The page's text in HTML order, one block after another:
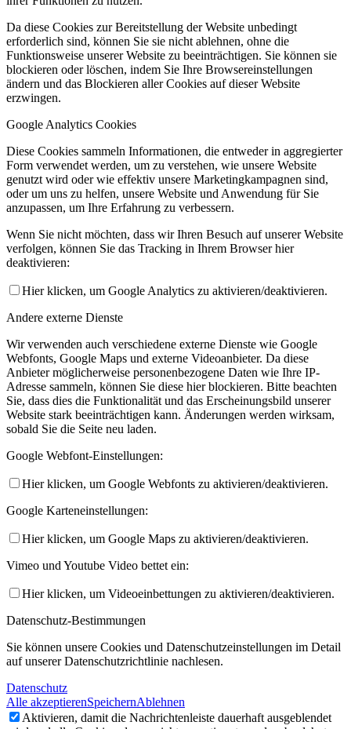
Da diese Cookies zur Bereitstellung der Website unbedingt
erforderlich sind, können Sie sie nicht ablehnen, ohne die
Funktionsweise unserer Website zu beeinträchtigen. Sie können sie
blockieren oder löschen, indem Sie Ihre Browsereinstellungen
ändern und das Blockieren aller Cookies auf dieser Website
erzwingen.
Google Analytics Cookies
Diese Cookies sammeln Informationen, die entweder in aggregierter
Form verwendet werden, um zu verstehen, wie unsere Website
genutzt wird oder wie effektiv unsere Marketingkampagnen sind,
oder um uns zu helfen, unsere Website und Anwendung für Sie
anzupassen, um Ihre Erfahrung zu verbessern.
Wenn Sie nicht möchten, dass wir Ihren Besuch auf unserer Website
verfolgen, können Sie das Tracking in Ihrem Browser hier
deaktivieren:
Hier klicken, um Google Analytics zu aktivieren/deaktivieren.
Andere externe Dienste
Wir verwenden auch verschiedene externe Dienste wie Google
Webfonts, Google Maps und externe Videoanbieter. Da diese
Anbieter möglicherweise personenbezogene Daten wie Ihre IP-
Adresse sammeln, können Sie diese hier blockieren. Bitte beachten
Sie, dass dies die Funktionalität und das Erscheinungsbild unserer
Website stark beeinträchtigen kann. Änderungen werden wirksam,
sobald Sie die Seite neu laden.
Google Webfont-Einstellungen:
Hier klicken, um Google Webfonts zu aktivieren/deaktivieren.
Google Karteneinstellungen:
Hier klicken, um Google Maps zu aktivieren/deaktivieren.
Vimeo und Youtube Video bettet ein:
Hier klicken, um Videoeinbettungen zu aktivieren/deaktivieren.
Datenschutz-Bestimmungen
Sie können unsere Cookies und Datenschutzeinstellungen im Detail
auf unserer Datenschutzrichtlinie nachlesen.
Datenschutz
Alle akzeptierenSpeichernAblehnen
Aktivieren, damit die Nachrichtenleiste dauerhaft ausgeblendet